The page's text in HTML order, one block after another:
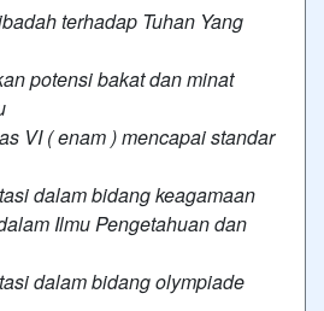
terhadap Tuhan Yang
potensi bakat dan minat
VI ( enam ) mencapai standar
dalam bidang keagamaan
Ilmu Pengetahuan dan
dalam bidang olympiade